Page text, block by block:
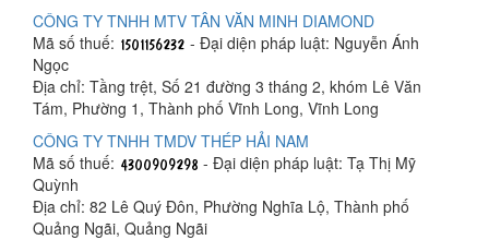
CÔNG TY TNHH MTV TÂN VĂN MINH DIAMOND
Mã số thuế:
- Đại diện pháp luật: Nguyễn Ánh
Ngọc
Địa chỉ: Tầng trệt, Số 21 đường 3 tháng 2, khóm Lê Văn
Tám, Phường 1, Thành phố Vĩnh Long, Vĩnh Long
CÔNG TY TNHH TMDV THÉP HẢI NAM
Mã số thuế:
- Đại diện pháp luật: Tạ Thị Mỹ
Quỳnh
Địa chỉ: 82 Lê Quý Đôn, Phường Nghĩa Lộ, Thành phố
Quảng Ngãi, Quảng Ngãi